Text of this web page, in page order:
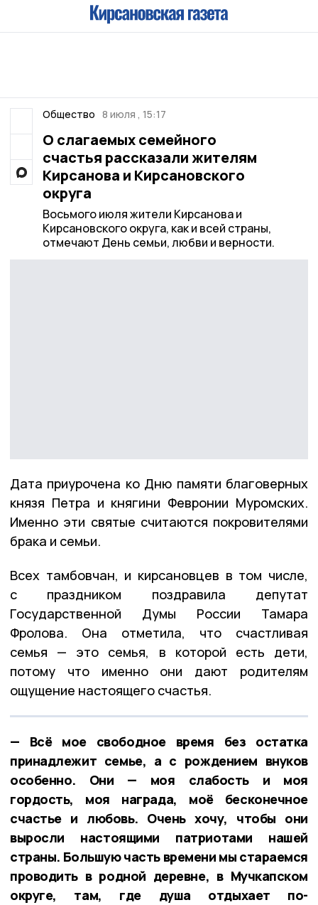
Общество 8 июля , 15:17
О слагаемых семейного
счастья рассказали жителям
Кирсанова и Кирсановского
округа
Восьмого июля жители Кирсанова и
Кирсановского округа, как и всей страны,
отмечают День семьи, любви и верности.
Дата приурочена ко Дню памяти благоверных
князя Петра и княгини Февронии Муромских.
Именно эти святые считаются покровителями
брака и семьи.
Всех тамбовчан, и кирсановцев в том числе,
с праздником поздравила депутат
Государственной Думы России Тамара
Фролова. Она отметила, что счастливая
семья — это семья, в которой есть дети,
потому что именно они дают родителям
ощущение настоящего счастья.
— Всё мое свободное время без остатка
принадлежит семье, а с рождением внуков
особенно. Они — моя слабость и моя
гордость, моя награда, моё бесконечное
счастье и любовь. Очень хочу, чтобы они
выросли настоящими патриотами нашей
страны. Большую часть времени мы стараемся
проводить в родной деревне, в Мучкапском
округе, там, где душа отдыхает по-